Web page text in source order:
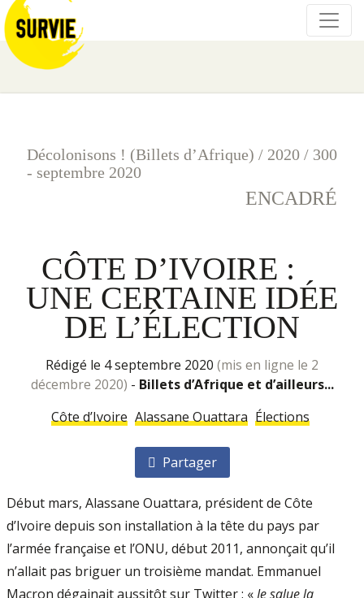
Décolonisons ! (Billets d’Afrique) / 2020 / 300
- septembre 2020
ENCADRÉ
CÔTE D’IVOIRE :
UNE CERTAINE IDÉE
DE L’ÉLECTION
rédigé le 4 septembre 2020 (mis en ligne le 2
décembre 2020) - Billets d’Afrique et d’ailleurs...
Côte d’Ivoire Alassane Ouattara Élections
Partager
Début mars, Alassane Ouattara, président de Côte
d’Ivoire depuis son installation à la tête du pays par
l’armée française et l’ONU, début 2011, annonçait qu’il
n’allait pas briguer un troisième mandat. Emmanuel
Macron dégainait aussitôt sur Twitter : «Je salue la